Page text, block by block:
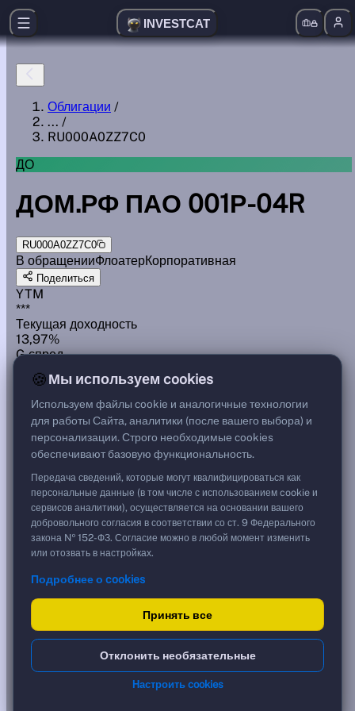
INVESTCAT
Облигации /
... /
RU000A0ZZ7C0
ДО
ДОМ.РФ ПАО 001Р-04R
RU000A0ZZ7C0
В обращенииФлоатерКорпоративная
Поделиться
YTM
***
Текущая доходность
13,97%
G спред
Цена
99,94 %
999,40 ₽
Срок, лет
1,75
Дюрация, лет
0,35
Рейтинг
AA
Тип
Корпоративная
Флоатер
Доходность и цена
YTM эффективная
14.12.2026
🍪Мы используем cookies
Используем файлы cookie и аналогичные технологии
для работы Сайта, аналитики (после вашего выбора) и
персонализации. Строго необходимые cookies
обеспечивают базовую функциональность.
Передача сведений, которые могут квалифицироваться как
персональные данные (в том числе с использованием cookie и
сервисов аналитики), осуществляется на основании вашего
добровольного согласия в соответствии со ст. 9 Федерального
закона № 152-ФЗ. Согласие можно в любой момент изменить
или отозвать в настройках.
Подробнее о cookies
Принять все
Отклонить необязательные
Настроить cookies